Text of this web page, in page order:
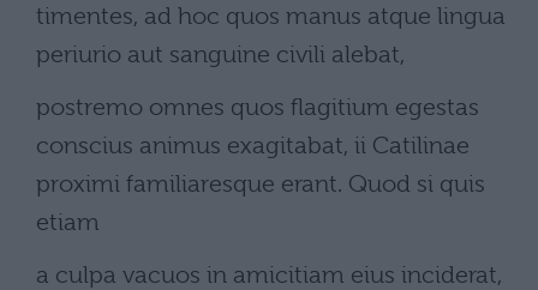
timentes, ad hoc quos manus atque lingua
periurio aut sanguine civili alebat,
postremo omnes quos flagitium egestas
conscius animus exagitabat, ii Catilinae
proximi familiaresque erant. Quod si quis
etiam
a culpa vacuos in amicitiam eius inciderat,